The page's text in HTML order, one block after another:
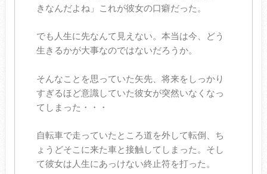
きなんだよね」これが彼女の口癖だった。
でも人生に先なんて見えない。本当は今、どう
生きるかが大事なのではないだろうか。
そんなことを思っていた矢先、将来をしっかり
すぎるほど意識していた彼女が突然いなくなっ
てしまった・・・
自転車で走っていたところ道を外して転倒、ち
ょうどそこに来た車と接触してしまった。そし
て彼女は人生にあっけない終止符を打った。